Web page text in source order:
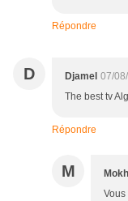
Répondre
D Djamel 07/
The best tv
Répondre
M
Vous